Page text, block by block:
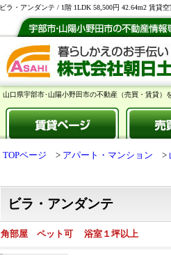
ビラ・アンダンテ / 1階 1LDK 58,500円 42.64m2 賃貸
山口県宇部市･山陽小野田市の不動産（売買・賃貸
TOPページ アパート・マンション
ビラ・アンダンテ
角部屋 ペット可 浴室１坪以上